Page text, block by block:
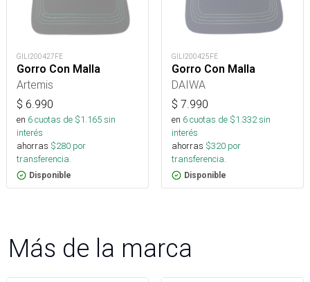
GILI200427FE
Gorro Con Malla
Artemis
$ 6.990
en 6cuotas de $1.165sin
interés
ahorras $280 por
transferencia.
Disponible
GILI200425FE
Gorro Con Malla
DAIWA
$ 7.990
en 6cuotas de $1.332sin
interés
ahorras $320 por
transferencia.
Disponible
Más de la marca